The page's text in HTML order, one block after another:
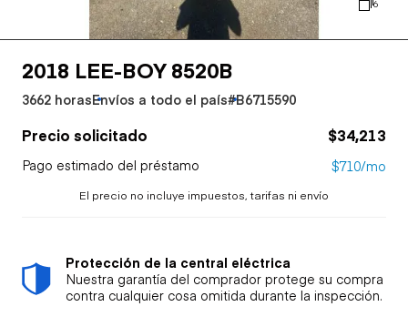
6
2018 LEE-BOY 8520B
3662 horasEnvíos a todo el país#B6715590
Precio solicitado $34,213
Pago estimado del préstamo $710/mo
El precio no incluye impuestos, tarifas ni envío
Protección de la central eléctrica
Nuestra garantía del comprador protege su compra
contra cualquier cosa omitida durante la inspección.